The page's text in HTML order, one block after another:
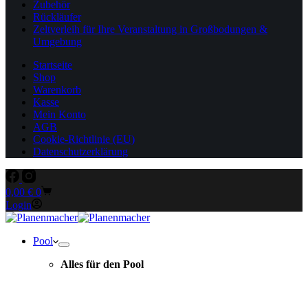
Zubehör
Rückläufer
Zeltverleih für Ihre Veranstaltung in Großbodungen &
Umgebung
Startseite
Shop
Warenkorb
Kasse
Mein Konto
AGB
Cookie-Richtlinie (EU)
Datenschutzerklärung
Warenkorb
0,00 € 0
Login
Pool
Alles für den Pool